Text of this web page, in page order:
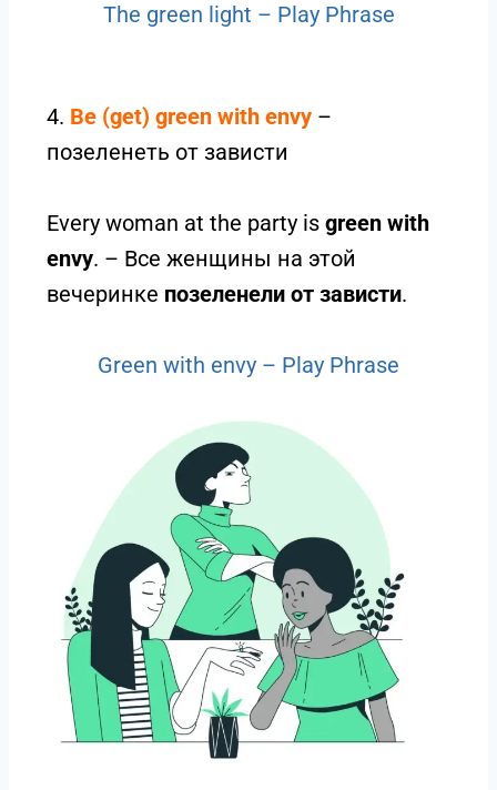
The green light – Play Phrase
4. Be (get) green with envy –
позеленеть от зависти
Every woman at the party is green with
envy. – Все женщины на этой
вечеринке позеленели от зависти.
Green with envy – Play Phrase